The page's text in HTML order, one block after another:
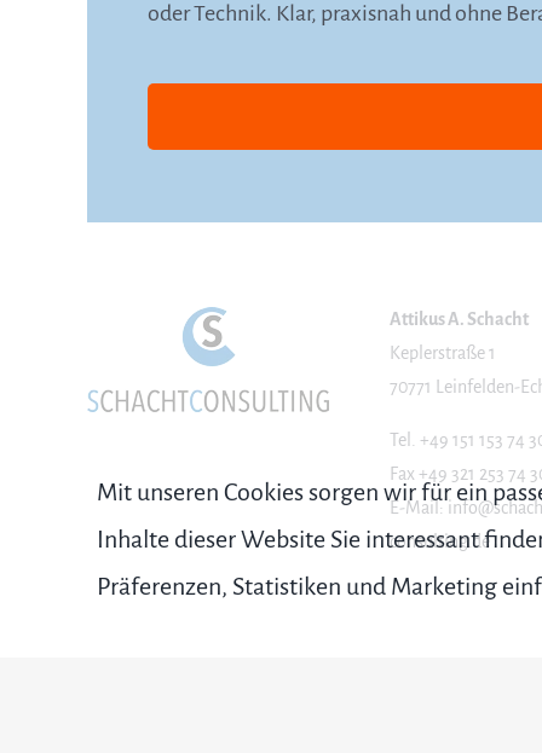
oder Technik. Klar, praxisnah und ohne
Attikus A. Schacht
Keplerstraße 1
70771 Leinfelden-
Tel. +49 151 153 74
Fax +49 321 253 74
E-Mail:
consulting.de
Mit unseren Cookies sorgen wir für ein
Inhalte dieser Website Sie interessant
Präferenzen, Statistiken und Marketing